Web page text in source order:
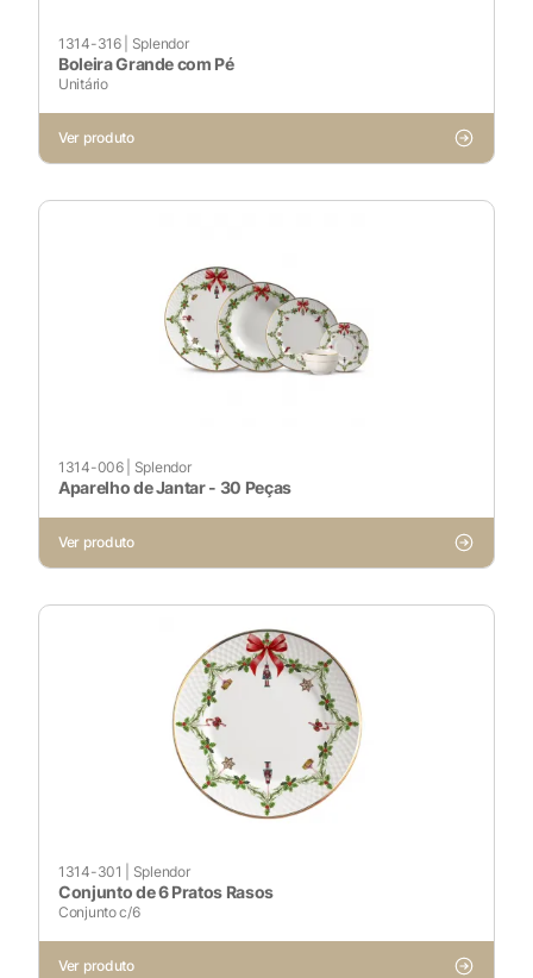
1314-316| Splendor
Boleira Grande com Pé
Unitário
Ver produto
1314-006| Splendor
Aparelho de Jantar - 30 Peças
Ver produto
1314-301 Splendor
Conjunto de 6 Pratos Rasos
Conjunto c/6
Ver produto
Cookies Necessários